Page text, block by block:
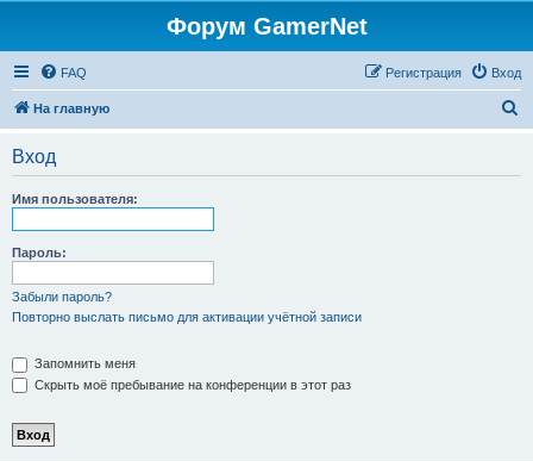
Форум GamerNet
FAQ Вход
Регистрация
На главную
Вход
Имя пользователя:
Пароль:
Забыли пароль?
Повторно выслать письмо для активации учётной записи
Запомнить меня
Скрыть моё пребывание на конференции в этот раз